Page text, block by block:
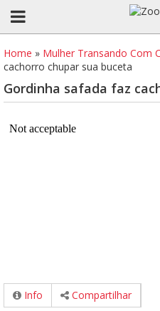
Home » Mulher Transando Com
cachorro chupar sua buceta
Gordinha safada faz
Info Compartilhar